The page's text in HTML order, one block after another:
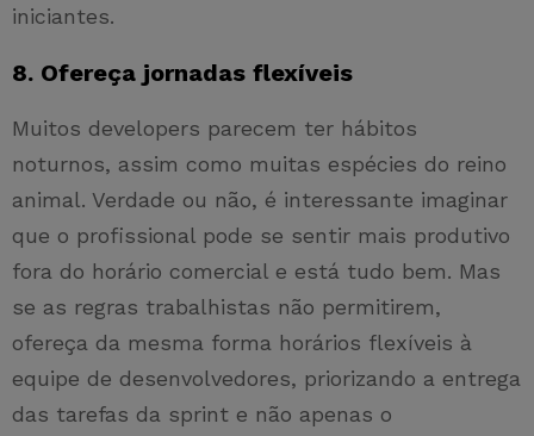
iniciantes.
8. Ofereça jornadas flexíveis
Muitos developers parecem ter hábitos
noturnos, assim como muitas espécies do reino
animal. Verdade ou não, é interessante imaginar
que o profissional pode se sentir mais produtivo
fora do horário comercial e está tudo bem. Mas
se as regras trabalhistas não permitirem,
ofereça da mesma forma horários flexíveis à
equipe de desenvolvedores, priorizando a entrega
das tarefas da sprint e não apenas o